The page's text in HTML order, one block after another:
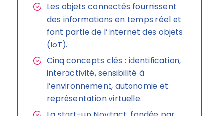
Les objets connectés fournissent
des informations en temps réel et
font partie de l’Internet des objets
(IoT).
Cinq concepts clés : identification,
interactivité, sensibilité à
l’environnement, autonomie et
représentation virtuelle.